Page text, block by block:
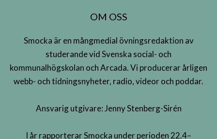
OM OSS
Smocka är en mångmedial övningsredaktion av
studerande vid Svenska social- och
kommunalhögskolan och Arcada. Vi producerar årligen
webb- och tidningsnyheter, radio, videor och poddar.
Ansvarig utgivare: Jenny Stenberg-Sirén
I år rapporterar Smocka under perioden 22.4–